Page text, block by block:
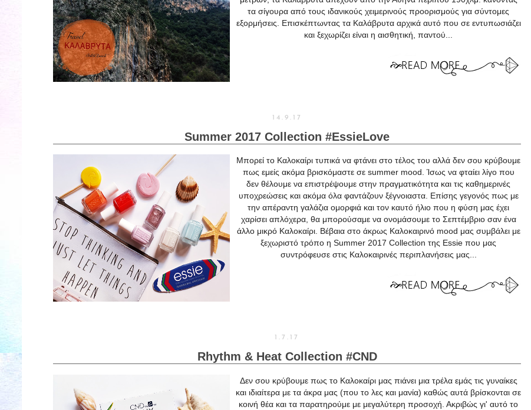
τα σίγουρα από τους ιδανικούς χειμερινούς προορισμούς για σύντομες
εξορμήσεις. Επισκέπτωντας τα Καλάβρυτα αρχικά αυτό που σε εντυπωσιάζει
και ξεχωρίζει είναι η αισθητική, παντού...
14.9.17
Summer 2017 Collection #EssieLove
Μπορεί το Καλοκαίρι τυπικά να φτάνει στο τέλος του αλλά δεν σου κρύβουμε
πως εμείς ακόμα βρισκόμαστε σε summer mood. Ίσως να φταίει λίγο που
δεν θέλουμε να επιστρέψουμε στην πραγματικότητα και τις καθημερινές
υποχρεώσεις και ακόμα όλα φαντάζουν ξέγνοιαστα. Επίσης γεγονός πως με
την απέραντη γαλάζια ομορφιά και τον καυτό ήλιο που η φύση μας έχει
χαρίσει απλόχερα, θα μπορούσαμε να ονομάσουμε το Σεπτέμβριο σαν ένα
άλλο μικρό Καλοκαίρι. Βέβαια στο άκρως Καλοκαιρινό mood μας συμβάλει με
ξεχωριστό τρόπο η Summer 2017 Collection της Essie που μας
συντρόφευσε στις Καλοκαιρινές περιπλανήσεις μας...
1.7.17
Rhythm & Heat Collection #CND
Δεν σου κρύβουμε πως το Καλοκαίρι μας πιάνει μια τρέλα εμάς τις γυναίκες
και ιδιαίτερα με τα άκρα μας (που το λες και μανία) καθώς αυτά βρίσκονται σε
κοινή θέα και τα παρατηρούμε με μεγαλύτερη προσοχή. Ακριβώς γι' αυτό το